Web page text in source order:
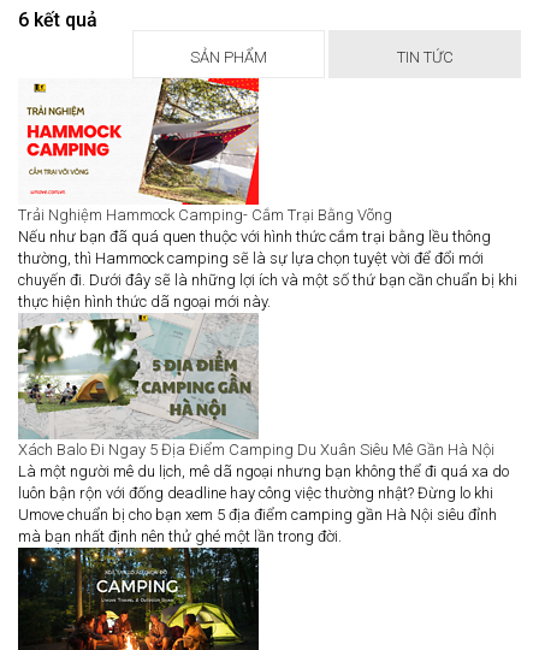
6 kết quả
SẢN PHẨM TIN TỨC
Trải Nghiệm Hammock Camping- Cắm Trại Bằng Võng
Nếu như bạn đã quá quen thuộc với hình thức cắm trại bằng lều thông
thường, thì Hammock camping sẽ là sự lựa chọn tuyệt vời để đổi mới
chuyến đi. Dưới đây sẽ là những lợi ích và một số thứ bạn cần chuẩn bị khi
thực hiện hình thức dã ngoại mới này.
Xách Balo Đi Ngay 5 Địa Điểm Camping Du Xuân Siêu Mê Gần Hà Nội
Là một người mê du lịch, mê dã ngoại nhưng bạn không thể đi quá xa do
luôn bận rộn với đống deadline hay công việc thường nhật? Đừng lo khi
Umove chuẩn bị cho bạn xem 5 địa điểm camping gần Hà Nội siêu đỉnh
mà bạn nhất định nên thử ghé một lần trong đời.